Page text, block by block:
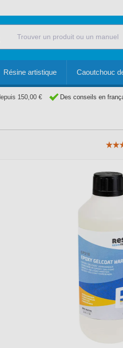
Résine artistique Caoutchouc
150,00 € Des conseils en